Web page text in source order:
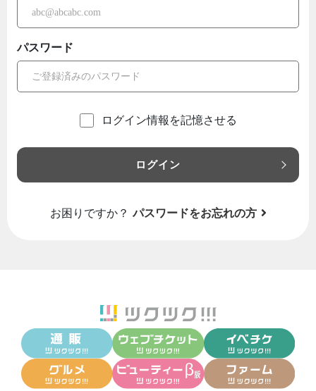
パスワード
ログイン情報を記憶させる
ログイン
お困りですか？ パスワードをお忘れの方